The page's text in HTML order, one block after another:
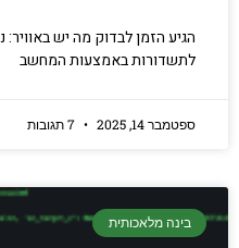
הגיע הזמן לבדוק מה יש באוויר:
לתשדורות באמצעות המחשב
ספטמבר 14, 2025
בינה מלאכותית